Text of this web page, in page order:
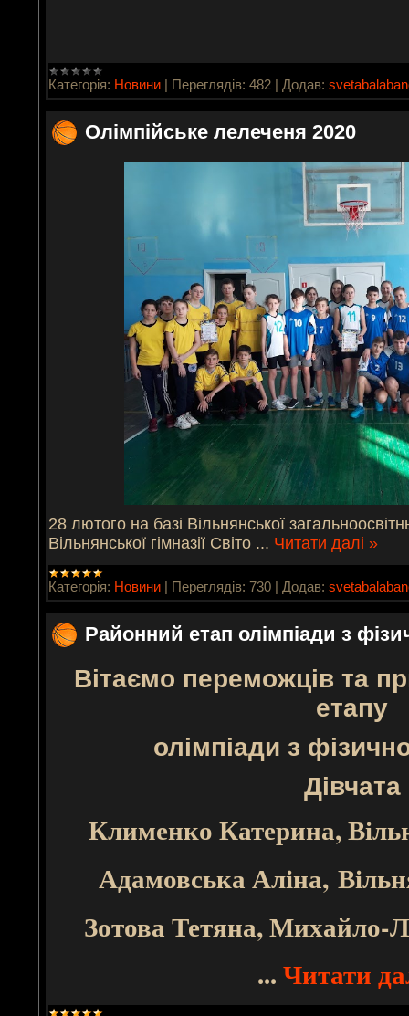
Категорія: Новини | Переглядів: 482 | Додав:
Олімпійське лелеченя 2020
28 лютого на базі Вільнянської
Вільнянської гімназії Світо ... Читати далі »
Категорія: Новини | Переглядів: 730 | Додав:
Районний етап олімпіади з
Вітаємо переможців та
етапу
олімпіади з
Дівчата
Клименко Катерина,
Адамовська Аліна,
Зотова Тетяна,
...Читати